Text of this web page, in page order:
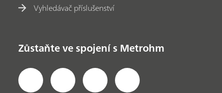
Vyhledávač příslušenství
Zůstaňte ve spojení s Metrohm